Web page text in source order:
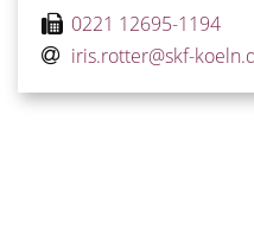
0221 12695-1194
iris.rotter@skf-